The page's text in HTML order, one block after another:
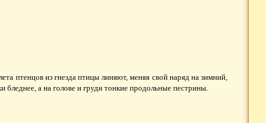
птенцов из гнезда птицы линяют, меняя свой наряд на зимний,
а на голове и груди тонкие продольные пестрины.